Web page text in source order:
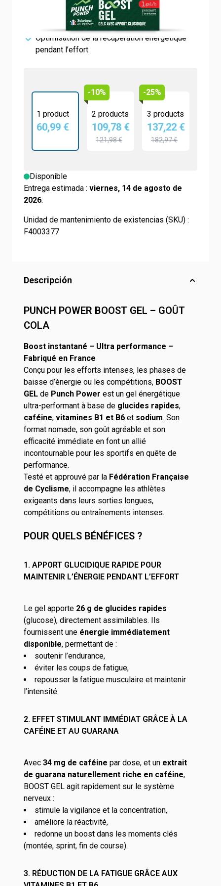
Apport glucidique et caféine élevé
soutien à la performance physique et mentale
Optimisation de la récupération énergétique
pendant l’effort
1 product
60,99 €
-10%
2 products
109,78 €
121,98 €
-25%
3 products
137,22 €
182,97 €
Disponible
Entrega estimada : viernes, 14 de agosto de
2026.
Unidad de mantenimiento de existencias (SKU) :
F4003377
Descripción
PUNCH POWER BOOST GEL – GOÛT
COLA
Boost instantané – Ultra performance –
Fabriqué en France
Conçu pour les efforts intenses, les phases de
baisse d’énergie ou les compétitions, BOOST
GEL de Punch Power est un gel énergétique
ultra-performant à base de glucides rapides,
caféine, vitamines B1 et B6 et sodium. Son
format nomade, son goût agréable et son
efficacité immédiate en font un allié
incontournable pour les sportifs en quête de
performance.
Testé et approuvé par la Fédération Française
de Cyclisme, il accompagne les athlètes
exigeants dans leurs sorties longues,
compétitions ou entraînements intenses.
POUR QUELS BÉNÉFICES ?
1. APPORT GLUCIDIQUE RAPIDE POUR
MAINTENIR L’ÉNERGIE PENDANT L’EFFORT
Le gel apporte 26 g de glucides rapides
(glucose), directement assimilables. Ils
fournissent une énergie immédiatement
disponible, permettant de :
soutenir l’endurance,
éviter les coups de fatigue,
repousser la fatigue musculaire et maintenir
l’intensité.
2. EFFET STIMULANT IMMÉDIAT GRÂCE À LA
CAFÉINE ET AU GUARANA
Avec 34 mg de caféine par dose, et un extrait
de guarana naturellement riche en caféine,
BOOST GEL agit rapidement sur le système
nerveux :
stimule la vigilance et la concentration,
améliore la réactivité,
redonne un boost dans les moments clés
(montée, sprint, fin de course).
3. RÉDUCTION DE LA FATIGUE GRÂCE AUX